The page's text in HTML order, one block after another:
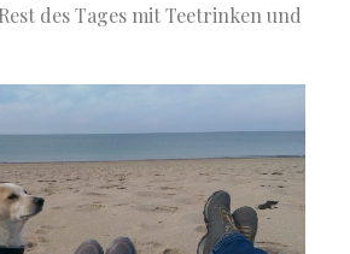
des Tages mit Teetrinken und